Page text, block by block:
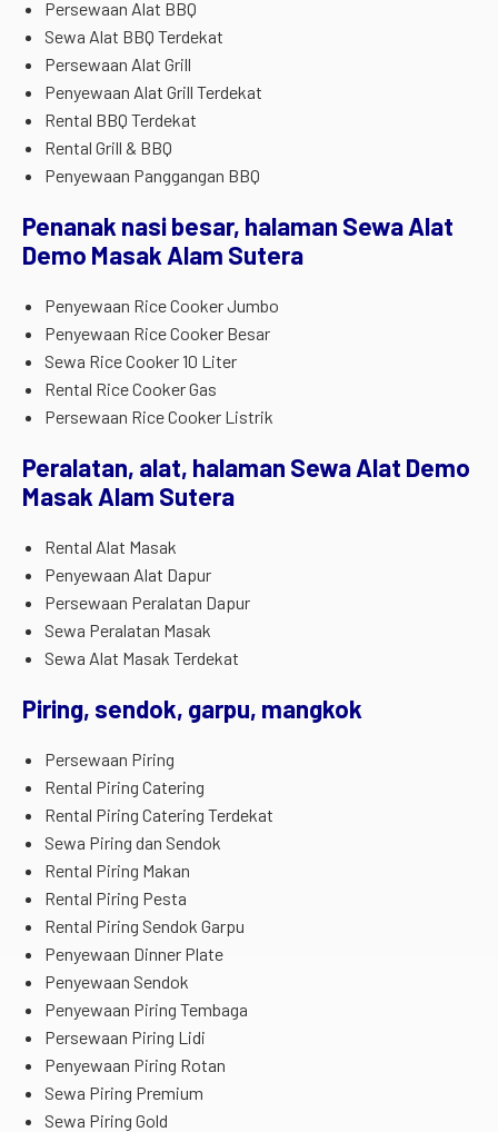
Persewaan Alat BBQ
Sewa Alat BBQ Terdekat
Persewaan Alat Grill
Penyewaan Alat Grill Terdekat
Rental BBQ Terdekat
Rental Grill & BBQ
Penyewaan Panggangan BBQ
Penanak nasi besar, halaman Sewa Alat
Demo Masak Alam Sutera
Penyewaan Rice Cooker Jumbo
Penyewaan Rice Cooker Besar
Sewa Rice Cooker 10 Liter
Rental Rice Cooker Gas
Persewaan Rice Cooker Listrik
Peralatan, alat, halaman Sewa Alat Demo
Masak Alam Sutera
Rental Alat Masak
Penyewaan Alat Dapur
Persewaan Peralatan Dapur
Sewa Peralatan Masak
Sewa Alat Masak Terdekat
Piring, sendok, garpu, mangkok
Persewaan Piring
Rental Piring Catering
Rental Piring Catering Terdekat
Sewa Piring dan Sendok
Rental Piring Makan
Rental Piring Pesta
Rental Piring Sendok Garpu
Penyewaan Dinner Plate
Penyewaan Sendok
Penyewaan Piring Tembaga
Persewaan Piring Lidi
Penyewaan Piring Rotan
Sewa Piring Premium
Sewa Piring Gold